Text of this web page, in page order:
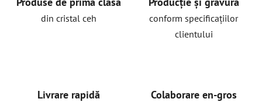
din cristal ceh
conform specificațiilor
clientului
Livrare rapidă Colaborare en-gros